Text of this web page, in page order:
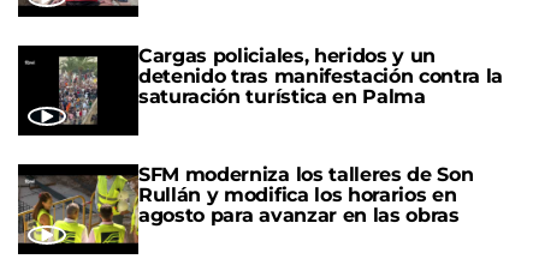
Cargas policiales, heridos y un
detenido tras manifestación contra la
saturación turística en Palma
SFM moderniza los talleres de Son
Rullán y modifica los horarios en
agosto para avanzar en las obras